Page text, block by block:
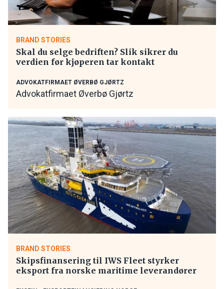
BRAND STORIES
Skal du selge bedriften? Slik sikrer du
verdien før kjøperen tar kontakt
ADVOKATFIRMAET ØVERBØ GJØRTZ
Advokatfirmaet Øverbø Gjørtz
BRAND STORIES
Skipsfinansering til IWS Fleet styrker
eksport fra norske maritime leverandører